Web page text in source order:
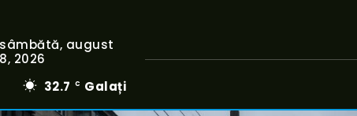
sâmbătă, august
8, 2026
32.7
C Galați